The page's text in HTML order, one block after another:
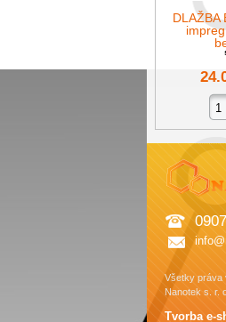
DLAŽBA
Všetky práva
Nanotek s. r.
Tvorba e-